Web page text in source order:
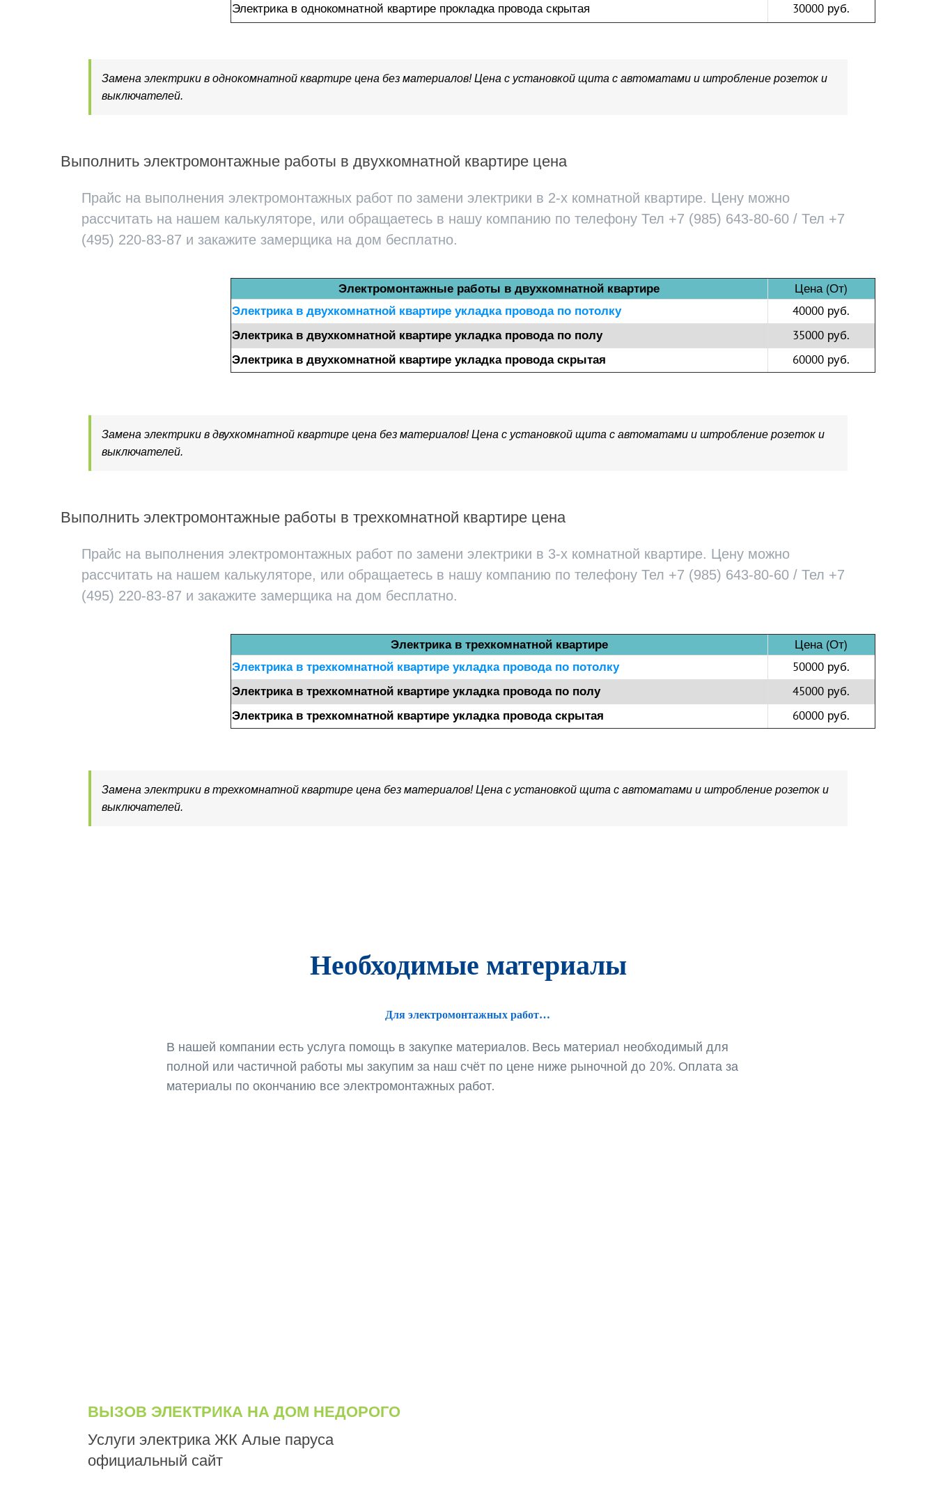
Электрика в однокомнатной квартире прокладка провода скрытая
30000 руб.
Замена электрики в однокомнатной квартире цена без материалов! Цена с установкой щита с автоматами и штробление розеток и
выключателей.
Выполнить электромонтажные работы в двухкомнатной квартире цена
Прайс на выполнения электромонтажных работ по замени электрики в 2-х комнатной квартире. Цену можно
рассчитать на нашем калькуляторе, или обращаетесь в нашу компанию по телефону Тел +7 (985) 643-80-60 / Тел +7
(495) 220-83-87 и закажите замерщика на дом бесплатно.
Электромонтажные работы в двухкомнатной квартире Цена (От)
Электрика в двухкомнатной квартире укладка провода по потолку 40000 руб.
Электрика в двухкомнатной квартире укладка провода по полу 35000 руб.
Электрика в двухкомнатной квартире укладка провода скрытая 60000 руб.
Замена электрики в двухкомнатной квартире цена без материалов! Цена с установкой щита с автоматами и штробление розеток и
выключателей.
Выполнить электромонтажные работы в трехкомнатной квартире цена
Прайс на выполнения электромонтажных работ по замени электрики в 3-х комнатной квартире. Цену можно
рассчитать на нашем калькуляторе, или обращаетесь в нашу компанию по телефону Тел +7 (985) 643-80-60 / Тел +7
(495) 220-83-87 и закажите замерщика на дом бесплатно.
Электрика в трехкомнатной квартире Цена (От)
Электрика в трехкомнатной квартире укладка провода по потолку 50000 руб.
Электрика в трехкомнатной квартире укладка провода по полу 45000 руб.
Электрика в трехкомнатной квартире укладка провода скрытая 60000 руб.
Замена электрики в трехкомнатной квартире цена без материалов! Цена с установкой щита с автоматами и штробление розеток и
выключателей.
Необходимые материалы
Для электромонтажных работ…
В нашей компании есть услуга помощь в закупке материалов. Весь материал необходимый для
полной или частичной работы мы закупим за наш счёт по цене ниже рыночной до 20%. Оплата за
материалы по окончанию все электромонтажных работ.
ВЫЗОВ ЭЛЕКТРИКА НА ДОМ НЕДОРОГО
Услуги электрика ЖК Алые паруса
официальный сайт